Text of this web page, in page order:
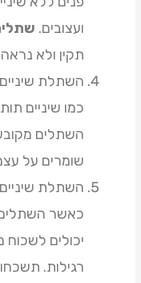
ועצובים.
תקין ולא נראה
השתלת
כמו שיניים
השתלים
שומרים על
השתלת
כאשר
יכולים לשכוח
רגילות.